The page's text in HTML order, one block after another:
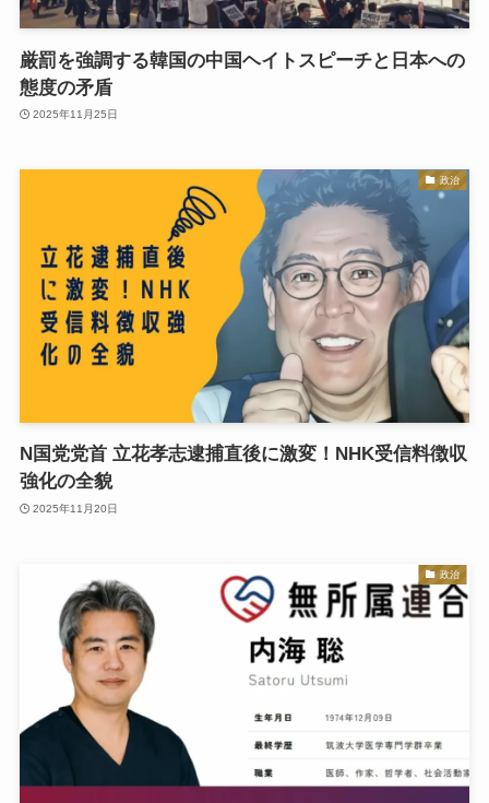
厳罰を強調する韓国の中国ヘイトスピーチと日本への
態度の矛盾
2025年11月25日
政治
N国党党首 立花孝志逮捕直後に激変！NHK受信料徴収
強化の全貌
2025年11月20日
政治